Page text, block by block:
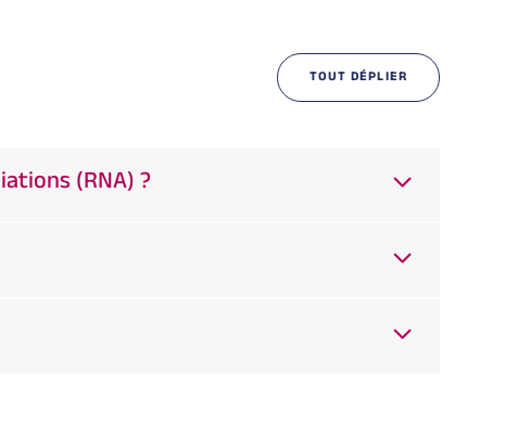
TOUT DÉPLIER
(RNA) ?